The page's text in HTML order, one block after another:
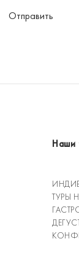
Отправить
Наши
ТУРЫ